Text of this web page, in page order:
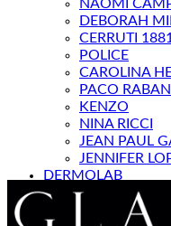
NAOMI
DEBORAH
CERRUTI
POLICE
CAROLINA
PACO
KENZO
NINA RICCI
JEAN PAUL
JENNIFER
DERMOLAB
МАГАЗИН